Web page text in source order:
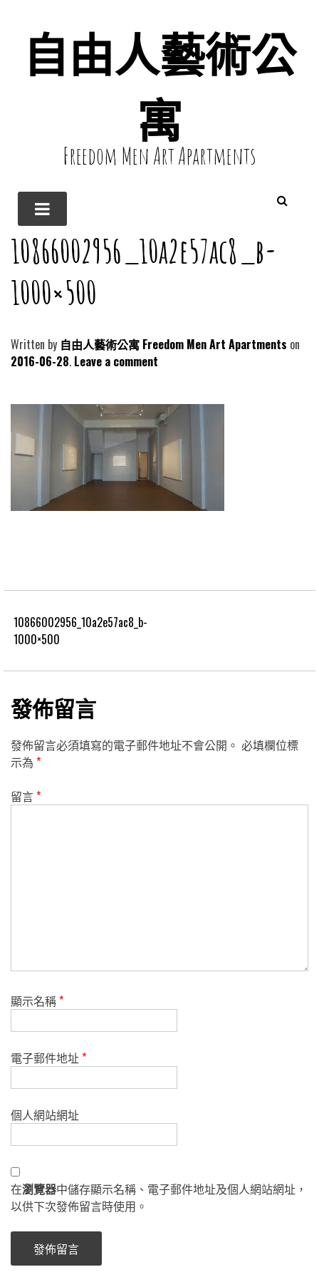
自由人藝術公
寓
Freedom Men Art Apartments
10866002956_10a2e57ac8_b-
1000×500
Written by 自由人藝術公寓 Freedom Men Art Apartments
2016-06-28 Leave a comment
10866002956_10a2e57ac8_b-
1000×500
發佈留言
發佈留言必須填寫的電子郵件地址不會公開。 必填欄位標
示為 *
留言*
顯示名稱*
電子郵件地址*
個人網站網址
在瀏覽器中儲存顯示名稱、電子郵件地址及個人網站網址，
以供下次發佈留言時使用。